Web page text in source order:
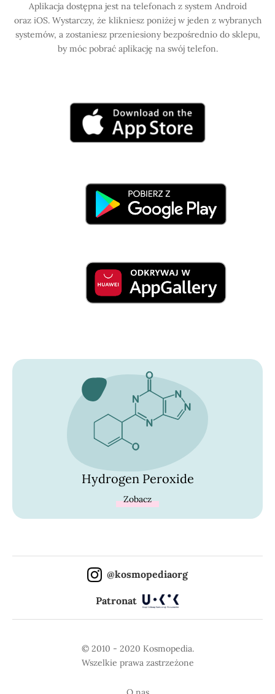
Aplikacja dostępna jest na telefonach z system Android
oraz iOS. Wystarczy, że klikniesz poniżej w jeden z wybranych
systemów, a zostaniesz przeniesiony bezpośrednio do sklepu,
by móc pobrać aplikację na swój telefon.
Hydrogen Peroxide
Zobacz
@kosmopediaorg
Patronat
© 2010 - 2020 Kosmopedia.
Wszelkie prawa zastrzeżone